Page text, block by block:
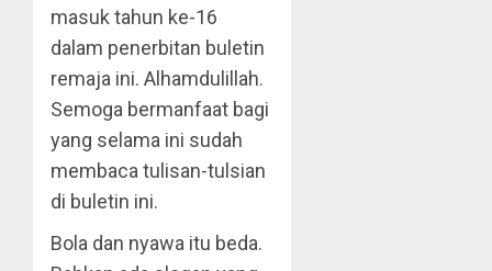
masuk tahun ke-16
dalam penerbitan buletin
remaja ini. Alhamdulillah.
Semoga bermanfaat bagi
yang selama ini sudah
membaca tulisan-tulsian
di buletin ini.
Bola dan nyawa itu beda.